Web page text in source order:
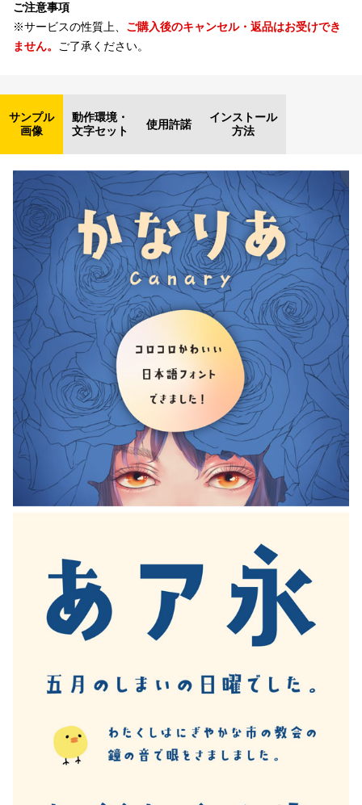
ご注意事項
※サービスの性質上、 ご購入後のキャンセル・返品はお受けでき
ません。 ご了承ください。
サンプル
画像
動作環境・
文字セット
使用許諾
インストール
方法